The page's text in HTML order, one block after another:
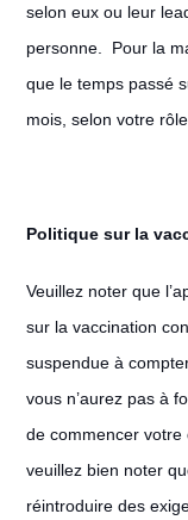
selon eux ou leur
personne. Pour la
que le temps passé
mois, selon votre rôle.
Politique sur la
Veuillez noter que
sur la vaccination
suspendue à
vous n’aurez pas à
de commencer votre
veuillez bien noter
réintroduire des